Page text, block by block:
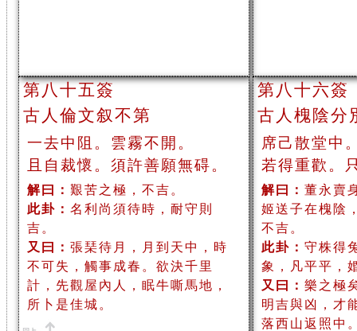
第八十五簽
古人倫文叙不第
一去中阻。雲霧不開。
且自裁懷。須許善願無碍。
解曰： 艱苦之極，不吉。
此卦： 名利尚須待時，耐守則
吉。
又曰： 張琹待月，月到天中，時
不可失，觸事成春。欲決千里
計，先觀屋內人，眠牛嘶馬地，
所卜是佳城。
第八十六簽
古人槐陰分
席己散堂中
若得重歡。
解曰： 董永賣
姬送子在槐陰
不吉。
此卦： 守株得
象，凡平平，
又曰： 樂之極
明吉與凶，才
落西山返照中